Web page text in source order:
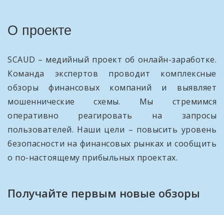
О проекте
SCAUD – медийный проект об онлайн-заработке.
Команда экспертов проводит комплексные
обзоры финансовых компаний и выявляет
мошеннические схемы. Мы стремимся
оперативно реагировать на запросы
пользователей. Наши цели – повысить уровень
безопасности на финансовых рынках и сообщить
о по-настоящему прибыльных проектах.
Получайте первым новые обзоры